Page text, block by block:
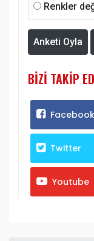
Renkler
Anketi Oyla
BIZI TAKIP
Facebook
Twitter
Youtube